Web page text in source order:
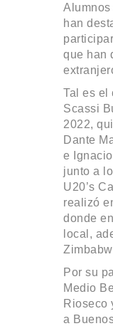
Alumnos
han
que han
Tal es el
Scassi
2022,
Dante
e
junto a
U20’s
realizó
donde
local,
Por su
Medio
Rioseco
a